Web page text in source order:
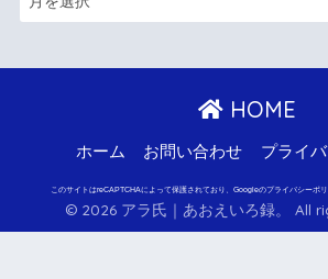
HOME
ホーム お問い合わせ プライ
このサイトはreCAPTCHAによって保護されており、Googleのプライバシーポリ
© 2026 アラ氏｜あおえいろ録。 All